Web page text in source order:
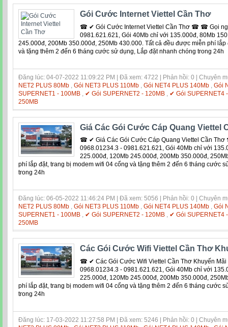
Gói Cước Internet Viettel Cần Thơ
☎ ✔ Gói Cước Internet Viettel Cần Thơ ☎ ☎ Gọi
0981.621.621, Gói 40Mb chỉ với 135.000đ, 80Mb
245.000đ, 200Mb 350.000đ, 250Mb 430.000. Tất cả đều được miễn phí
và tặng thêm 2 đến 6 tháng cước sử dụng, Lắp đặt nhanh chóng trong 24h
Đăng lúc: 04-07-2022 11:09:22 PM | Đã xem: 4722 | Phản hồi: 0 | Chuyên
NET2 PLUS 80Mb
Gói NET3 PLUS 110Mb Gói NET4 PLUS 140Mb
Gói
SUPERNET1 - 100MB
✔ Gói SUPERNET2 - 120MB
✔ Gói SUPERNET4
250MB
Giá Các Gói Cước Cáp Quang Viettel
☎ ✔ Giá Các Gói Cước Cáp Quang Viettel Cần
0968.01234.3 - 0981.621.621, Gói 40Mb chỉ với
225.000đ, 120Mb 245.000đ, 200Mb 350.000đ,
phí lắp đặt, trang bị modem wifi 04 cổng và tặng thêm 2 đến 6 tháng cước
trong 24h
Đăng lúc: 06-05-2022 11:46:24 PM | Đã xem: 5056 | Phản hồi: 0 | Chuyên
NET2 PLUS 80Mb , Gói NET3 PLUS 110Mb , Gói NET4 PLUS 140Mb , Gói
SUPERNET1 - 100MB , ✔ Gói SUPERNET2 - 120MB , ✔ Gói SUPERNET4
250MB
Các Gói Cước Wifi Viettel Cần Thơ
☎ ✔ Các Gói Cước Wifi Viettel Cần Thơ Khuyến
0968.01234.3 - 0981.621.621, Gói 40Mb chỉ với
225.000đ, 120Mb 245.000đ, 200Mb 350.000đ,
phí lắp đặt, trang bị modem wifi 04 cổng và tặng thêm 2 đến 6 tháng cước
trong 24h
Đăng lúc: 17-03-2022 11:27:58 PM | Đã xem: 5246 | Phản hồi: 0 | Chuyên